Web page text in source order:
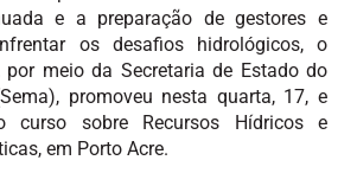
e a preparação de gestores e
os desafios hidrológicos, o
por meio da Secretaria de Estado do
promoveu nesta quarta, 17, e
curso sobre Recursos Hídricos e
em Porto Acre.